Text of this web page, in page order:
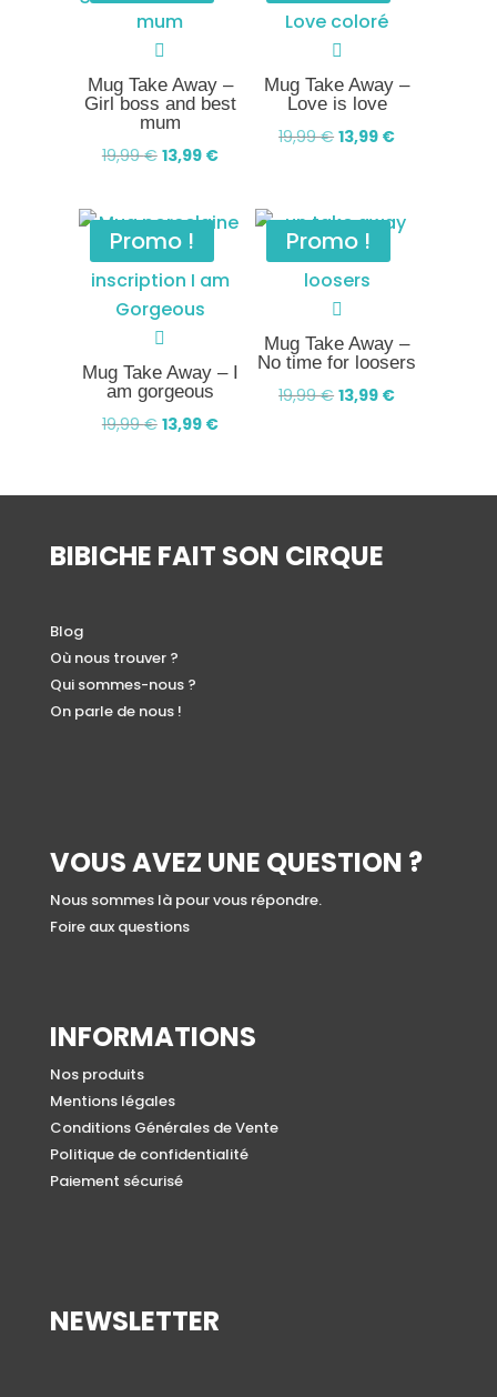
Mug Take Away –
Girl boss and best
mum
19,99€ Le
initial
était :
19,99 €.
13,99 €Le
actuel
Mug Take Away –
Love is love
19,99€ Le
était :
19,99 €.
13,99 €Le
est :
Promo !
Mug Take Away – I
am gorgeous
19,99€ Le
13,99 €Le
Promo !
Mug Take Away –
No time for loosers
19,99€ Le
13,99 €Le
BIBICHE FAIT SON CIRQUE
Blog
Où nous trouver ?
Qui sommes-nous ?
On parle de nous !
VOUS AVEZ UNE QUESTION ?
Nous sommes là pour vous répondre.
Foire aux questions
INFORMATIONS
Nos produits
Mentions légales
Conditions Générales de Vente
Politique de confidentialité
Paiement sécurisé
NEWSLETTER